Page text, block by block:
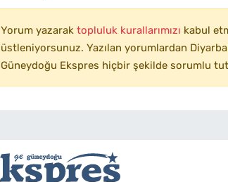
Yorum yazarak topluluk kurallarımızı kabul
üstleniyorsunuz. Yazılan yorumlardan
Güneydoğu Ekspres hiçbir şekilde sorumlu